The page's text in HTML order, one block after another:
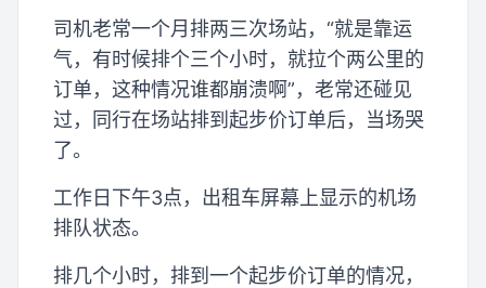
司机老常一个月排两三次场站，“就是靠运
气，有时候排个三个小时，就拉个两公里的
订单，这种情况谁都崩溃啊”，老常还碰见
过，同行在场站排到起步价订单后，当场哭
了。
工作日下午3点，出租车屏幕上显示的机场
排队状态。
排几个小时，排到一个起步价订单的情况，